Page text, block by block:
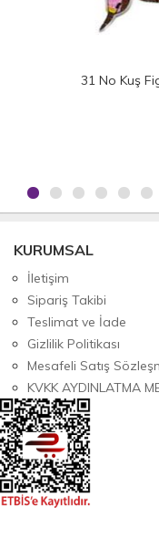
31 No Kuş
KURUMSAL
İletişim
Sipariş Takibi
Teslimat ve İade
Gizlilik Politikası
Mesafeli Satış
KVKK AYDINLATMA